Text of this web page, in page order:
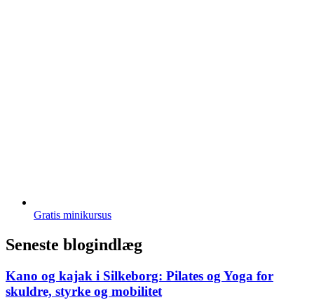
Gratis minikursus
Seneste blogindlæg
Kano og kajak i Silkeborg: Pilates og Yoga for
skuldre, styrke og mobilitet